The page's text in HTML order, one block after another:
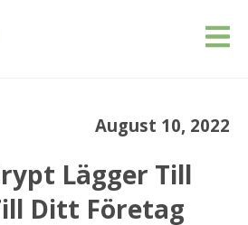
August 10, 2022
Lägger Till
Ditt Företag